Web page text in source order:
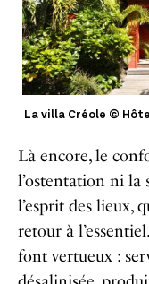
La villa Créole ©
Là encore, le
l’ostentation ni la
l’esprit des lieux,
retour à
font vertueux :